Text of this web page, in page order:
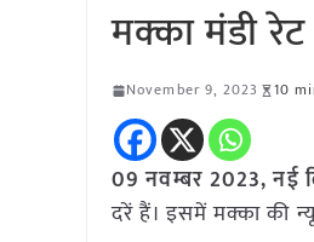
मक्का मंडी
November 9, 2023 10
09 नवम्बर 2023, नई
दरें हैं। इसमें मक्का की